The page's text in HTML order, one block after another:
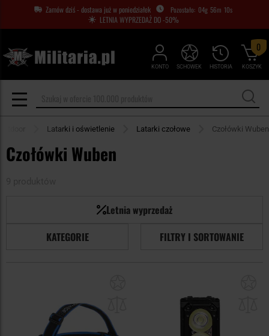
Zamów dziś - dostawa już w poniedziałek 04g 56m 09s
LETNIA WYPRZEDAŻ DO -50%
KONTO HISTORIA
SCHOWEK KOSZYK
0
Latarki i oświetlenie Latarki czołowe Czołówki Wuben
Czołówki Wuben
Letnia wyprzedaż
KATEGORIE
FILTRY I SORTOWANIE